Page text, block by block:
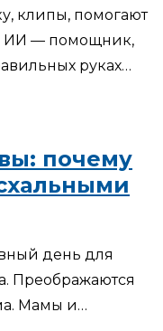
клипы, помогают
ИИ — помощник,
руках…
почему
день для
Преображаются
Мамы и…